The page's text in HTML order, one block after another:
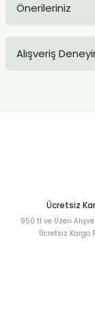
Önerileriniz
konularda
Alışveriş
Ücretsiz
950 tl ve Üzeri
Ücretsiz Kargo